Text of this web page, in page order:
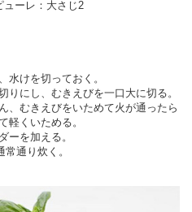
ーレ：大さじ2
水けを切っておく。
りにし、むきえびを一口大に切る。
、むきえびをいためて火が通ったら
くいためる。
を加える。
通り炊く。